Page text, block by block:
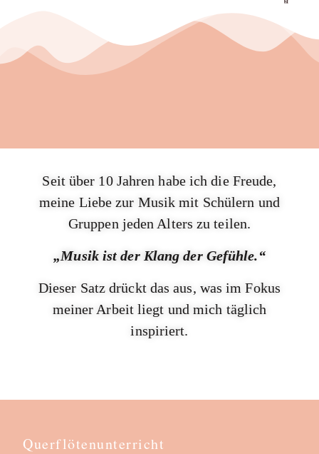
Seit über 10 Jahren habe ich die Freude,
meine Liebe zur Musik mit Schülern und
Gruppen jeden Alters zu teilen.
„Musik ist der Klang der Gefühle.“
Dieser Satz drückt das aus, was im Fokus
meiner Arbeit liegt und mich täglich
inspiriert.
Querflötenunterricht